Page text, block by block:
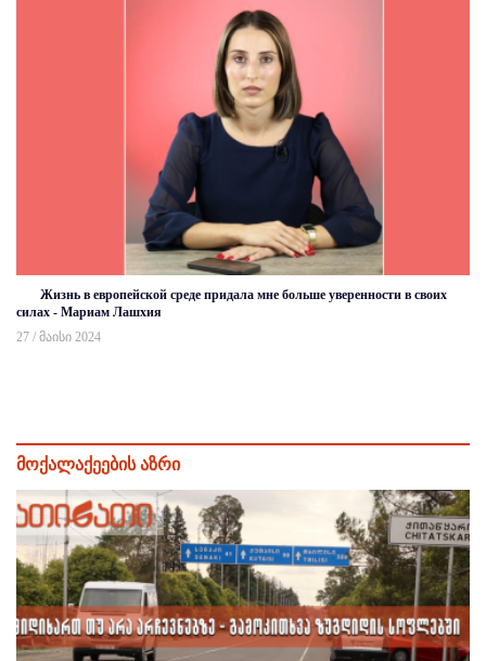
Жизнь в европейской среде придала мне больше уверенности в своих
силах - Мариам Лашхия
27 / მაისი 2024
მოქალაქეების აზრი